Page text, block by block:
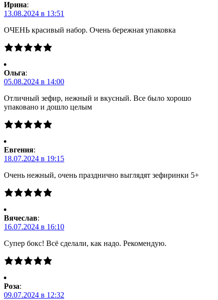
Ирина:
13.08.2024 в 13:51
ОЧЕНЬ красивый набор. Очень бережная упаковка
Ольга:
05.08.2024 в 14:00
Отличный зефир, нежный и вкусный. Все было хорошо
упаковано и дошло целым
Евгения:
18.07.2024 в 19:15
Очень нежный, очень празднично выглядят зефиринки 5+
Вячеслав:
16.07.2024 в 16:10
Супер бокс! Всё сделали, как надо. Рекомендую.
Роза:
09.07.2024 в 12:32